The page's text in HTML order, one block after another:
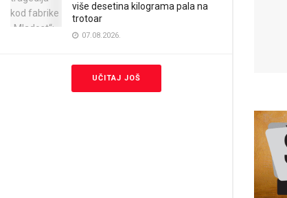
više desetina kilograma pala na
trotoar
07.08.2026.
UČITAJ JOŠ